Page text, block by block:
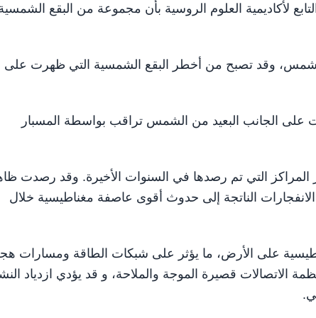
التابع لأكاديمية العلوم الروسية بأن مجموعة من البقع
الشمس، وقد تصبح من أخطر البقع الشمسية التي ظهرت على
على الجانب البعيد من الشمس تراقب بواسطة المسبار
المراكز التي تم رصدها في السنوات الأخيرة. وقد رصدت
الناتجة إلى حدوث أقوى عاصفة مغناطيسية خلال
على الأرض، ما يؤثر على شبكات الطاقة ومسارات
الاتصالات قصيرة الموجة والملاحة، و قد يؤدي ازدياد